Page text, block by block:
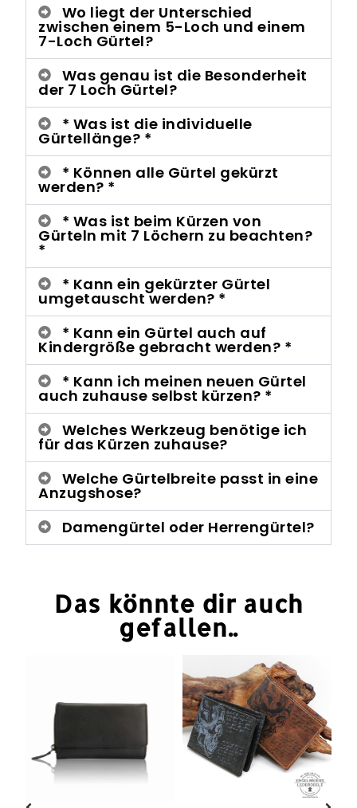
Wo liegt der Unterschied
zwischen einem 5-Loch und einem
7-Loch Gürtel?
Was genau ist die Besonderheit
der 7 Loch Gürtel?
* Was ist die individuelle
Gürtellänge? *
* Können alle Gürtel gekürzt
werden? *
* Was ist beim Kürzen von
Gürteln mit 7 Löchern zu beachten?
*
* Kann ein gekürzter Gürtel
umgetauscht werden? *
* Kann ein Gürtel auch auf
Kindergröße gebracht werden? *
* Kann ich meinen neuen Gürtel
auch zuhause selbst kürzen? *
Welches Werkzeug benötige ich
für das Kürzen zuhause?
Welche Gürtelbreite passt in eine
Anzugshose?
Damengürtel oder Herrengürtel?
Das könnte dir auch
gefallen..